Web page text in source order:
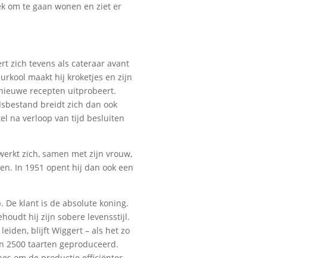
om te gaan wonen en ziet er
zich tevens als cateraar avant
maakt hij kroketjes en zijn
recepten uitprobeert.
breidt zich dan ook
na verloop van tijd besluiten
zich, samen met zijn vrouw,
In 1951 opent hij dan ook een
klant is de absolute koning.
hij zijn sobere levensstijl.
blijft Wiggert – als het zo
2500 taarten geproduceerd.